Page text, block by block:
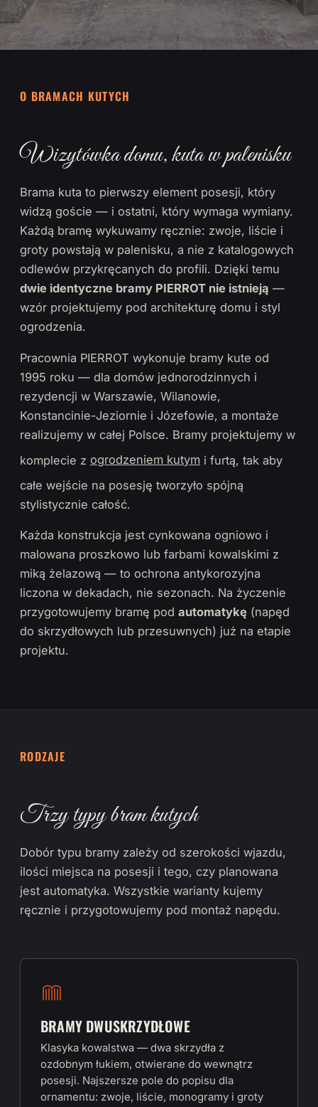
O BRAMACH KUTYCH
Wizytówka domu, kuta w palenisku
Brama kuta to pierwszy element posesji, który
widzą goście — i ostatni, który wymaga wymiany.
Każdą bramę wykuwamy ręcznie: zwoje, liście i
groty powstają w palenisku, a nie z katalogowych
odlewów przykręcanych do profili. Dzięki temu
dwie identyczne bramy PIERROT nie istnieją —
wzór projektujemy pod architekturę domu i styl
ogrodzenia.
Pracownia PIERROT wykonuje bramy kute od
1995 roku — dla domów jednorodzinnych i
rezydencji w Warszawie, Wilanowie,
Konstancinie-Jeziornie i Józefowie, a montaże
realizujemy w całej Polsce. Bramy projektujemy w
komplecie z ogrodzeniem kutym i furtą, tak aby
całe wejście na posesję tworzyło spójną
stylistycznie całość.
Każda konstrukcja jest cynkowana ogniowo i
malowana proszkowo lub farbami kowalskimi z
miką żelazową — to ochrona antykorozyjna
liczona w dekadach, nie sezonach. Na życzenie
przygotowujemy bramę pod automatykę (napęd
do skrzydłowych lub przesuwnych) już na etapie
projektu.
RODZAJE
Trzy typy bram kutych
Dobór typu bramy zależy od szerokości wjazdu,
ilości miejsca na posesji i tego, czy planowana
jest automatyka. Wszystkie warianty kujemy
ręcznie i przygotowujemy pod montaż napędu.
BRAMY DWUSKRZYDŁOWE
Klasyka kowalstwa — dwa skrzydła z
ozdobnym łukiem, otwierane do wewnątrz
posesji. Najszersze pole do popisu dla
ornamentu: zwoje, liście, monogramy i groty